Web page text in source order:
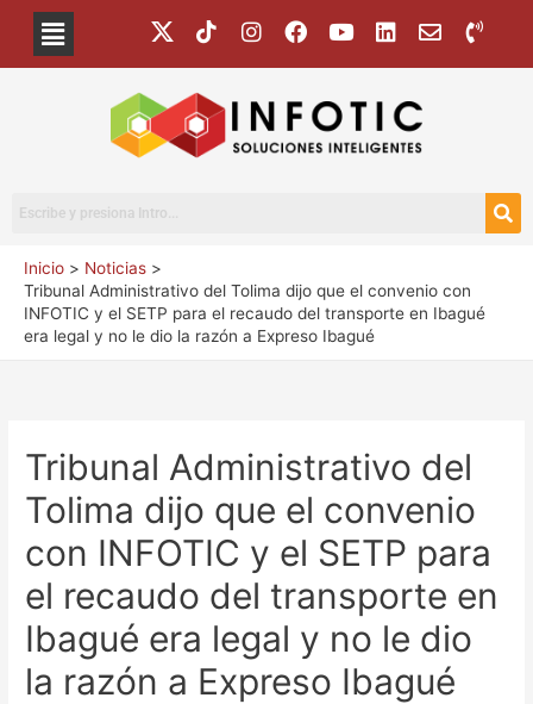
Inicio
Noticias
Tribunal Administrativo del Tolima dijo que el convenio con
INFOTIC y el SETP para el recaudo del transporte en Ibagué
era legal y no le dio la razón a Expreso Ibagué
Tribunal Administrativo del
Tolima dijo que el convenio
con INFOTIC y el SETP para
el recaudo del transporte en
Ibagué era legal y no le dio
la razón a Expreso Ibagué